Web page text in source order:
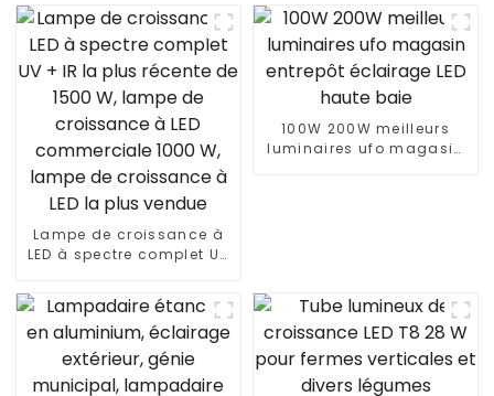
Lampe de croissance à
LED à spectre complet UV
1500 W, lampe de
croissance à LED
commerciale 1000 W,
lampe de croissance à
LED la plus vendue
100W 200W meilleurs
luminaires ufo magasin